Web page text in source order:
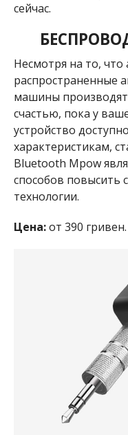
сейчас.
Несмотря на то,
распространенные
машины
счастью, пока у
устройство
характеристикам,
Bluetooth Mpow
способов повысить
технологии.
Цена:от 390 гривен.